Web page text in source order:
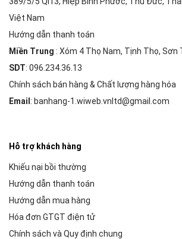
Việt Nam
Hướng dẫn thanh toán
Miền Trung : Xóm 4 Thọ Nam, Tịnh Thọ, Sơn
SDT: 096.234.36.13
Chính sách bán hàng & Chất lượng hàng hóa
Email: banhang-1.wiweb.vnltd@gmail.com
Hỗ trợ khách hàng
Khiếu nại bồi thường
Hướng dẫn thanh toán
Hướng dẫn mua hàng
Hóa đơn GTGT điện tử
Chính sách và Quy định chung